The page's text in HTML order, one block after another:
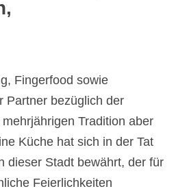
Fingerfood sowie
Partner bezüglich der
Tradition aber
Küche hat sich in der Tat
dieser Stadt bewährt, der für
Feierlichkeiten